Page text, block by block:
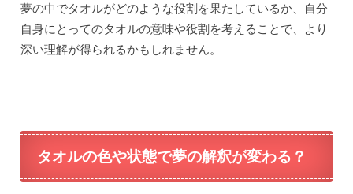
夢の中でタオルがどのような役割を果たしているか、自分
自身にとってのタオルの意味や役割を考えることで、より
深い理解が得られるかもしれません。
タオルの色や状態で夢の解釈が変わる？